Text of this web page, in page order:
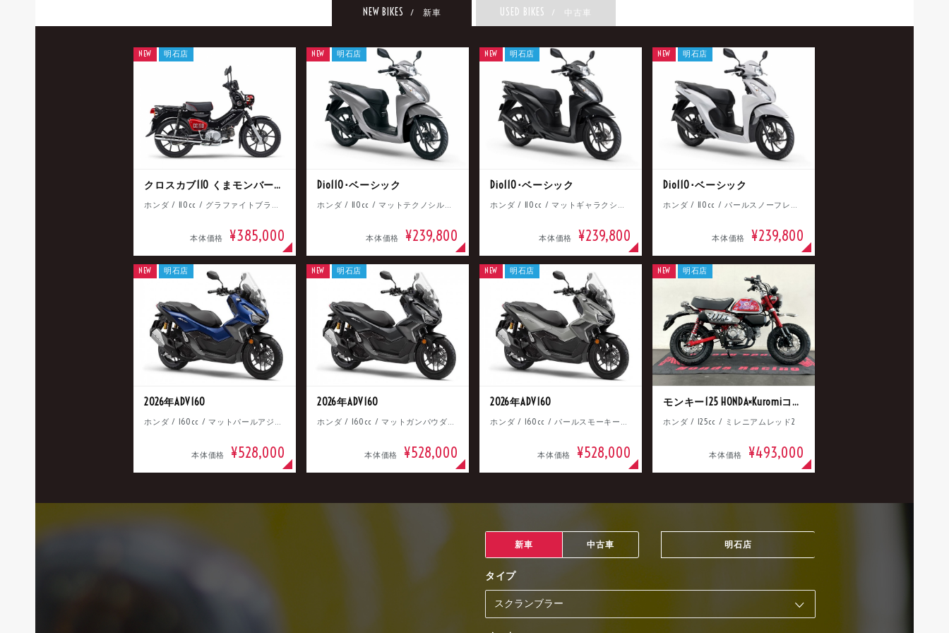
NEW BIKES / 新車 USED BIKES / 中古車
クロスカブ110 くまモンバージョン
ホンダ / 110cc / グラファイトブラック
本体価格 ¥385,000
NEW 明石店
Dio110･ベーシック
ホンダ / 110cc / マットテクノシルバーメタリック
本体価格 ¥239,800
NEW 明石店
Dio110･ベーシック
ホンダ / 110cc / マットギャラクシーブラックメタリック
本体価格 ¥239,800
NEW 明石店
Dio110･ベーシック
ホンダ / 110cc / パールスノーフレークホワイト
本体価格 ¥239,800
NEW 明石店
2026年ADV160
ホンダ / 160cc / マットパールアジャイルブルー
本体価格 ¥528,000
NEW 明石店
2026年ADV160
ホンダ / 160cc / マットガンパウダーブラックメタリック
本体価格 ¥528,000
NEW 明石店
2026年ADV160
ホンダ / 160cc / パールスモーキーグレー
本体価格 ¥528,000
NEW 明石店
モンキー125 HONDA×Kuromiコラボ
ホンダ / 125cc / ミレニアムレッド2
本体価格 ¥493,000
NEW 明石店
新車 中古車 明石店
タイプ